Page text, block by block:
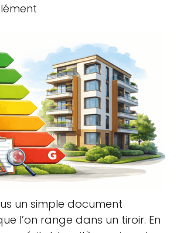
un simple document
l’on range dans un tiroir. En